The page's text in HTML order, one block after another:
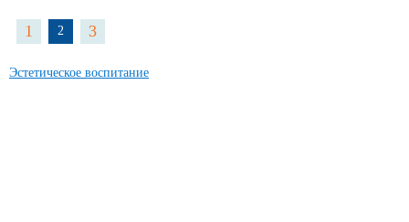
1 2 3
Эстетическое воспитание